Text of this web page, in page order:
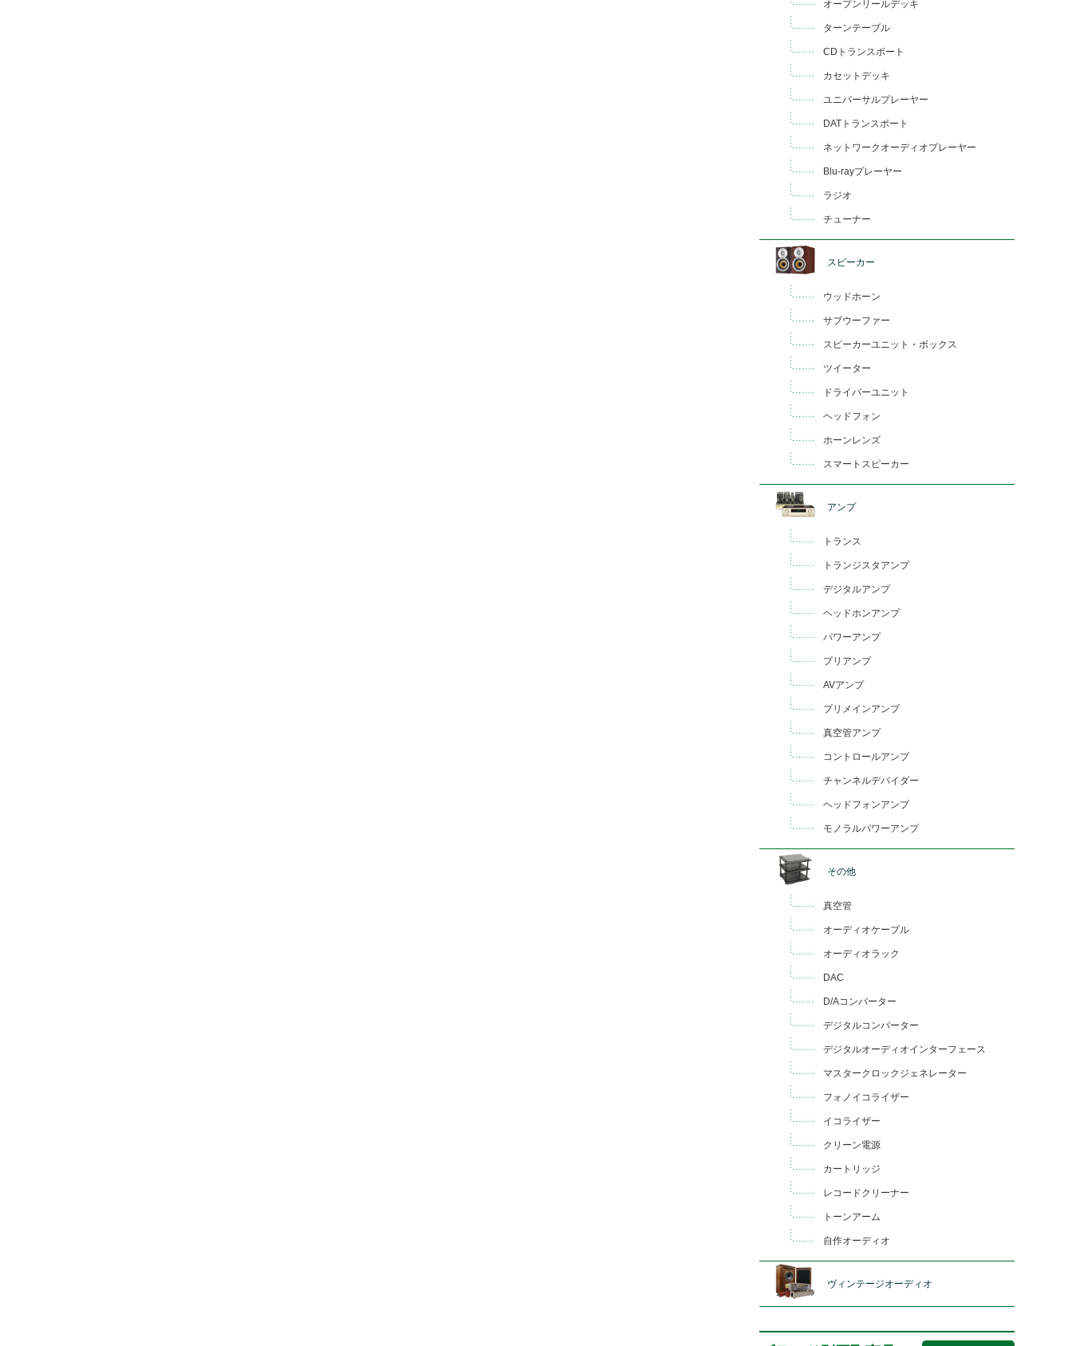
オープンリールデッキ
ターンテーブル
CDトランスポート
カセットデッキ
ユニバーサルプレーヤー
DATトランスポート
ネットワークオーディオプレーヤー
Blu-rayプレーヤー
ラジオ
チューナー
スピーカー
ウッドホーン
サブウーファー
スピーカーユニット・ボックス
ツイーター
ドライバーユニット
ヘッドフォン
ホーンレンズ
スマートスピーカー
アンプ
トランス
トランジスタアンプ
デジタルアンプ
ヘッドホンアンプ
パワーアンプ
プリアンプ
AVアンプ
プリメインアンプ
真空管アンプ
コントロールアンプ
チャンネルデバイダー
ヘッドフォンアンプ
モノラルパワーアンプ
その他
真空管
オーディオケーブル
オーディオラック
DAC
D/Aコンバーター
デジタルコンバーター
デジタルオーディオインターフェース
マスタークロックジェネレーター
フォノイコライザー
イコライザー
クリーン電源
カートリッジ
レコードクリーナー
トーンアーム
自作オーディオ
ヴィンテージオーディオ